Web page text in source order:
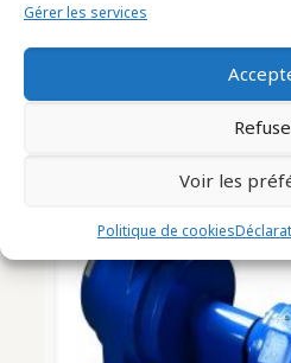
Gérer les services
Voir les
Politique de cookies
POMPE
DELASCO (2011015)